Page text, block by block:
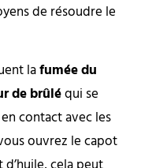
de résoudre le
lafumée du
de brûléqui se
contact avec les
ouvrez le capot